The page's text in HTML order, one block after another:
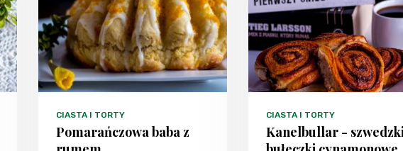
CIASTA I TORTY
Pomarańczowa baba z
CIASTA I TORTY
Kanelbullar -